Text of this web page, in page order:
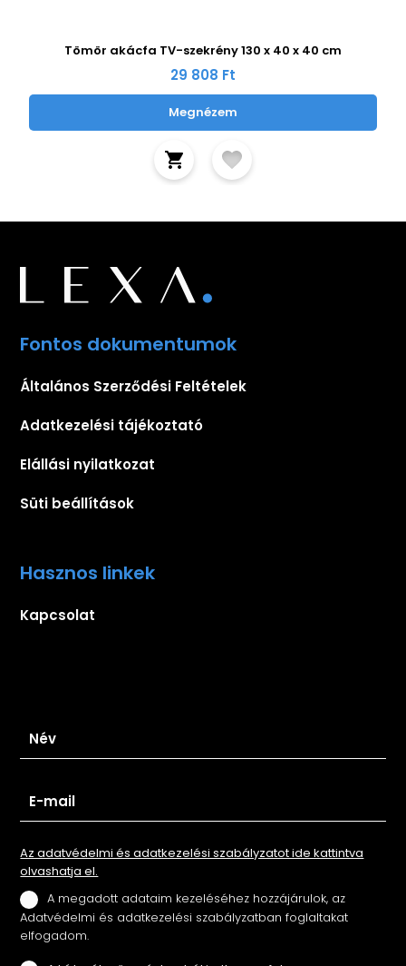
Tömör akácfa TV-szekrény 130 x 40 x 40 cm
29 808 Ft
Megnézem
Fontos dokumentumok
Általános Szerződési Feltételek
Adatkezelési tájékoztató
Elállási nyilatkozat
Süti beállítások
Hasznos linkek
Kapcsolat
Az adatvédelmi és adatkezelési szabályzatot ide kattintva
olvashatja el.
A megadott adataim kezeléséhez hozzájárulok, az
Adatvédelmi és adatkezelési szabályzatban foglaltakat
elfogadom.